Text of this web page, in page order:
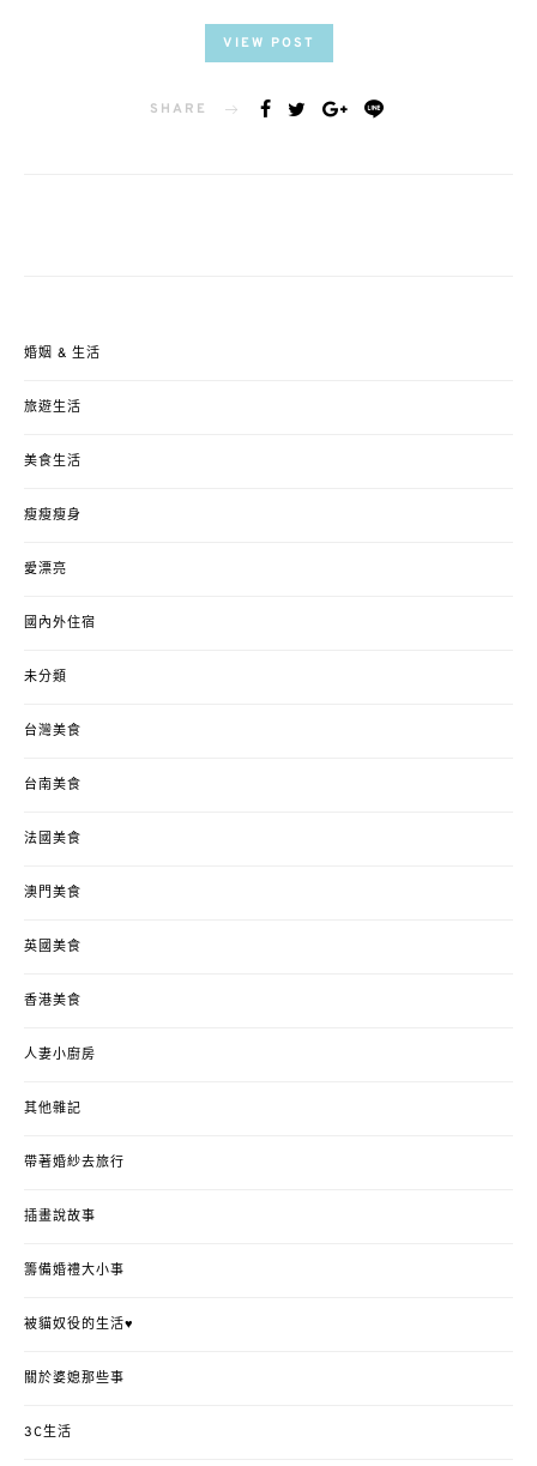
VIEW POST
SHARE
婚姻 & 生活
旅遊生活
美食生活
瘦瘦瘦身
愛漂亮
國內外住宿
未分類
台灣美食
台南美食
法國美食
澳門美食
英國美食
香港美食
人妻小廚房
其他雜記
帶著婚紗去旅行
插畫說故事
籌備婚禮大小事
被貓奴役的生活♥
關於婆媳那些事
3C生活